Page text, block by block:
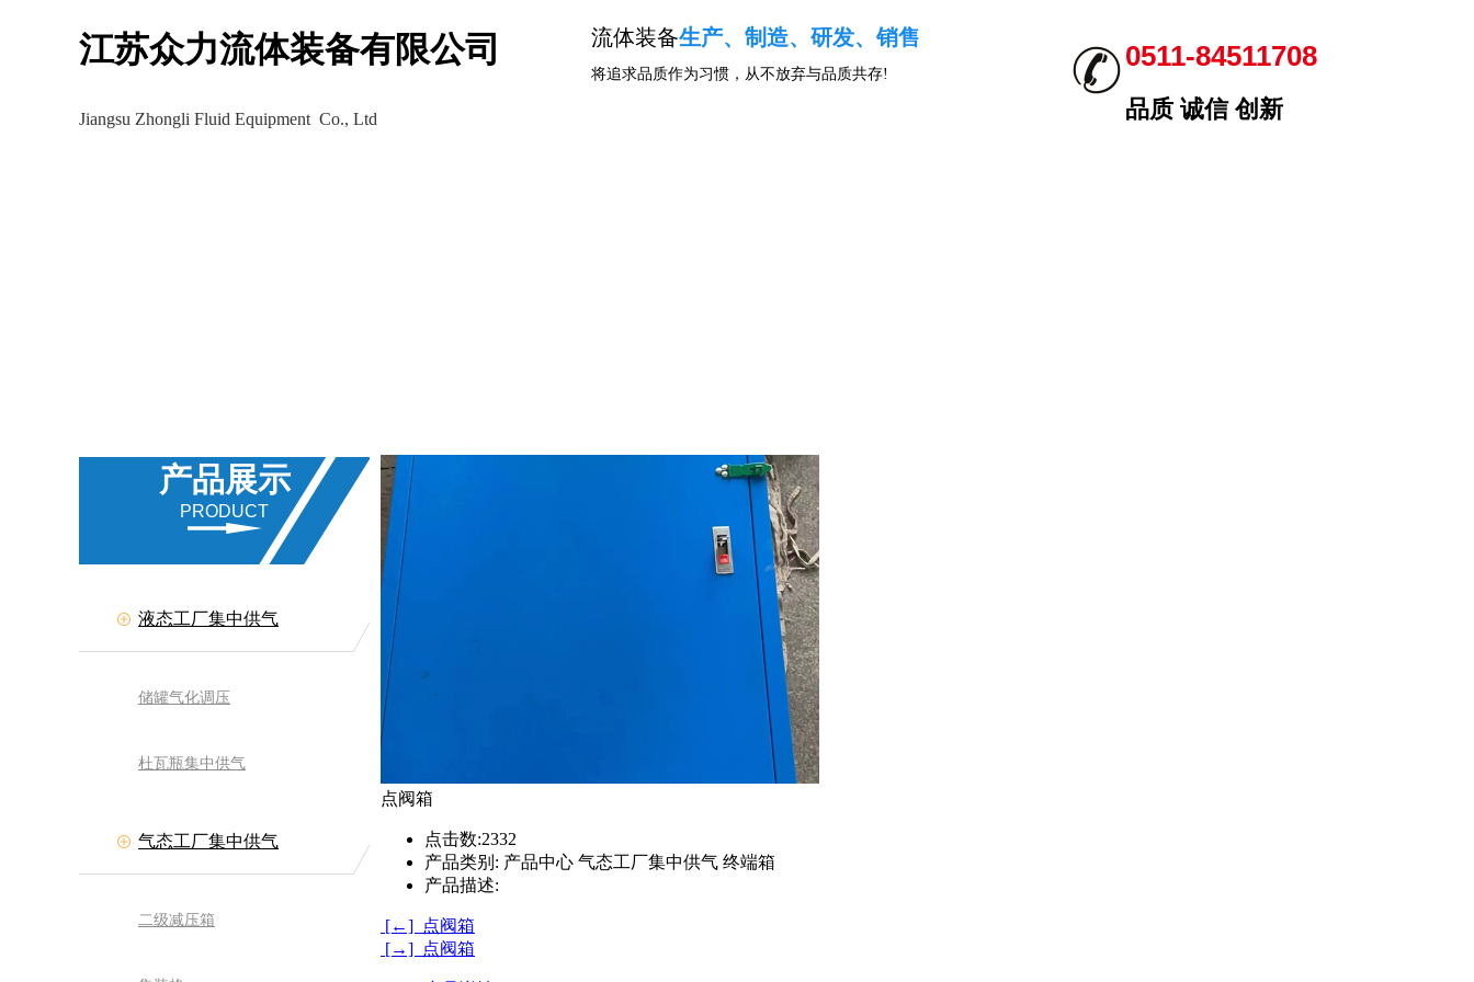
流体装备生产、制造、研发、销售
将追求品质作为习惯，从不放弃与品质共存!
0511-84511708
品质 诚信 创新
江苏众力流体装备有限公司
Jiangsu Zhongli Fluid Equipment Co., Ltd
点阀箱
点击数:2332
产品类别: 产品中心 气态工厂集中供气 终端箱
产品描述:
[←] 点阀箱
[→] 点阀箱
产品展示
PRODUCT
液态工厂集中供气
储罐气化调压
杜瓦瓶集中供气
气态工厂集中供气
二级减压箱